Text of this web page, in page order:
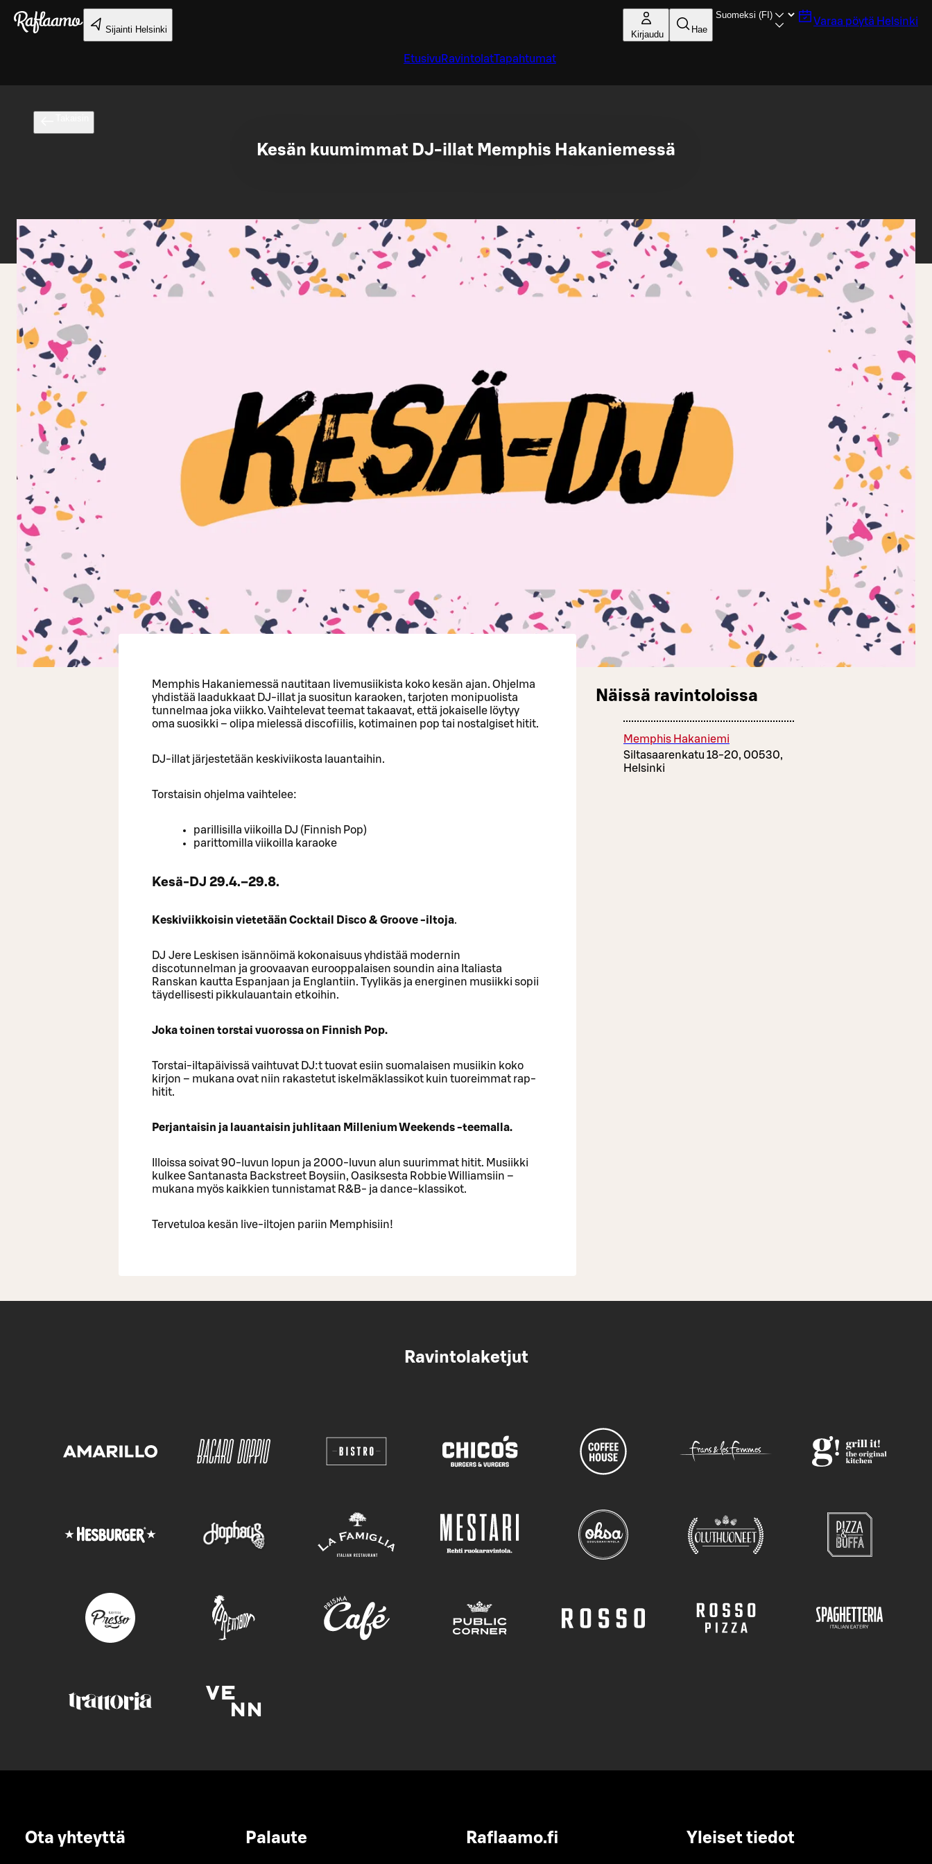
Siirry pääsisältöön
Sijainti Helsinki Kirjaudu Hae
Varaa pöytä Helsinki
Etusivu RavintolatTapahtumat
Kesän kuumimmat DJ-illat Memphis Hakaniemessä
Memphis Hakaniemessä nautitaan livemusiikista koko kesän ajan. Ohjelma
yhdistää laadukkaat DJ-illat ja suositun karaoken, tarjoten monipuolista
tunnelmaa joka viikko. Vaihtelevat teemat takaavat, että jokaiselle löytyy
oma suosikki – olipa mielessä discofiilis, kotimainen pop tai nostalgiset hitit.
DJ-illat järjestetään keskiviikosta lauantaihin.
Torstaisin ohjelma vaihtelee:
parillisilla viikoilla DJ (Finnish Pop)
parittomilla viikoilla karaoke
Kesä-DJ 29.4.–29.8.
Keskiviikkoisin vietetään Cocktail Disco & Groove -iltoja.
DJ Jere Leskisen isännöimä kokonaisuus yhdistää modernin
discotunnelman ja groovaavan eurooppalaisen soundin aina Italiasta
Ranskan kautta Espanjaan ja Englantiin. Tyylikäs ja energinen musiikki sopii
täydellisesti pikkulauantain etkoihin.
Joka toinen torstai vuorossa on Finnish Pop.
Torstai-iltapäivissä vaihtuvat DJ:t tuovat esiin suomalaisen musiikin koko
kirjon – mukana ovat niin rakastetut iskelmäklassikot kuin tuoreimmat rap-
hitit.
Perjantaisin ja lauantaisin juhlitaan Millenium Weekends -teemalla.
Illoissa soivat 90-luvun lopun ja 2000-luvun alun suurimmat hitit. Musiikki
kulkee Santanasta Backstreet Boysiin, Oasiksesta Robbie Williamsiin –
mukana myös kaikkien tunnistamat R&B- ja dance-klassikot.
Tervetuloa kesän live-iltojen pariin Memphisiin!
Näissä ravintoloissa
Memphis Hakaniemi
Siltasaarenkatu 18-20, 00530,
Helsinki
Ravintolaketjut
Ota yhteyttä Palaute Raflaamo.fi Yleiset tiedot